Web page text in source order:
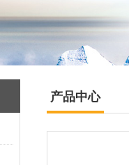
产品中心